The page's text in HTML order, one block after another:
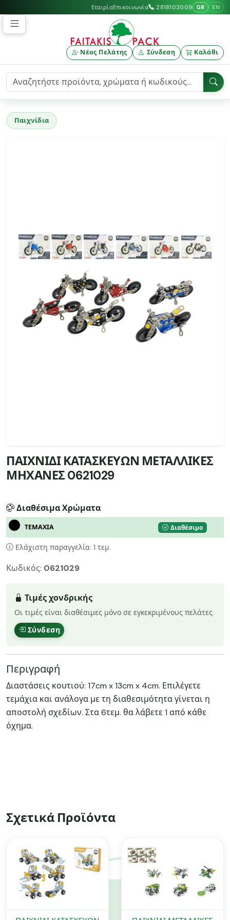
ΕταιρίαΕπικοινωνία 2818103009 GR EN
Νέος Πελάτης Σύνδεση Καλάθι
Παιχνίδια
ΠΑΙΧΝΙΔΙ ΚΑΤΑΣΚΕΥΩΝ ΜΕΤΑΛΛΙΚΕΣ
ΜΗΧΑΝΕΣ 0621029
Διαθέσιμα Χρώματα
ΤΕΜΑΧΙΑ Διαθέσιμο
Ελάχιστη παραγγελία: 1 τεμ.
Κωδικός: 0621029
Τιμές χονδρικής
Οι τιμές είναι διαθέσιμες μόνο σε εγκεκριμένους πελάτες.
Σύνδεση
Περιγραφή
Διαστάσεις κουτιού: 17cm x 13cm x 4cm. Επιλέγετε
τεμάχια και ανάλογα με τη διαθεσιμότητα γίνεται η
αποστολή σχεδίων. Στα 6τεμ. θα λάβετε 1 από κάθε
όχημα.
Σχετικά Προϊόντα